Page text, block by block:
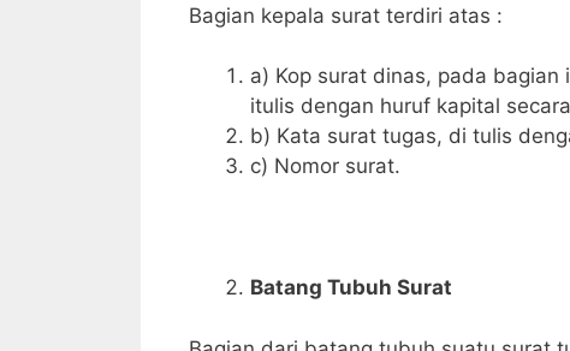
Bagian kepala surat terdiri atas :
a) Kop surat dinas, pada
itulis dengan huruf kapital
b) Kata surat tugas, di tulis
c) Nomor surat.
Batang Tubuh Surat